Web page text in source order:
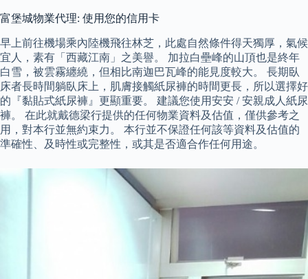
富堡城物業代理: 使用您的信用卡
早上前往機場乘內陸機飛往林芝，此處自然條件得天獨厚，氣候
宜人，素有「西藏江南」之美譽。 加拉白壘峰的山頂也是終年
白雪，被雲霧纏繞，但相比南迦巴瓦峰的能見度較大。 長期臥
床者長時間躺臥床上，肌膚接觸紙尿褲的時間更長，所以選擇好
的『黏貼式紙尿褲』更顯重要。 建議您使用安安 / 安親成人紙尿
褲。 在此就戴德梁行提供的任何物業資料及估值，僅供參考之
用，對本行並無約束力。 本行並不保證任何該等資料及估值的
準確性、及時性或完整性，或其是否適合作任何用途。